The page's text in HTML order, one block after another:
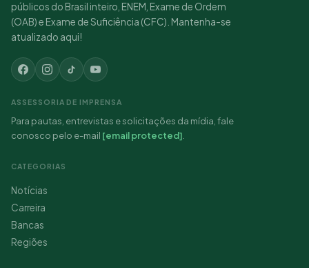
públicos do Brasil inteiro, ENEM, Exame de Ordem
(OAB) e Exame de Suficiência (CFC). Mantenha-se
atualizado aqui!
ASSESSORIA DE IMPRENSA
Para pautas, entrevistas e solicitações da mídia, fale
conosco pelo e-mail [email protected].
CATEGORIAS
Notícias
Carreira
Bancas
Regiões